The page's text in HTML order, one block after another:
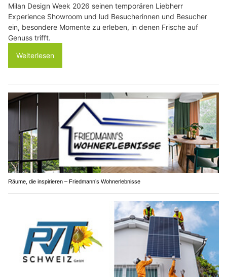
Milan Design Week 2026 seinen temporären Liebherr
Experience Showroom und lud Besucherinnen und Besucher
ein, besondere Momente zu erleben, in denen Frische auf
Genuss trifft.
Weiterlesen
Räume, die inspirieren – Friedmann’s Wohnerlebnisse